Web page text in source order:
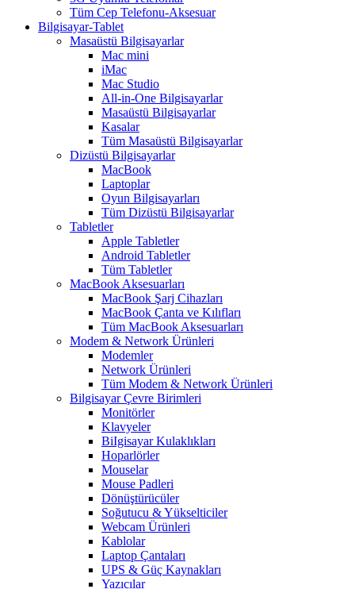
Tüm Cep Telefonu-Aksesuar
Bilgisayar-Tablet
Masaüstü Bilgisayarlar
Mac mini
iMac
Mac Studio
All-in-One Bilgisayarlar
Masaüstü Bilgisayarlar
Kasalar
Tüm Masaüstü Bilgisayarlar
Dizüstü Bilgisayarlar
MacBook
Laptoplar
Oyun Bilgisayarları
Tüm Dizüstü Bilgisayarlar
Tabletler
Apple Tabletler
Android Tabletler
Tüm Tabletler
MacBook Aksesuarları
MacBook Şarj Cihazları
MacBook Çanta ve Kılıfları
Tüm MacBook Aksesuarları
Modem & Network Ürünleri
Modemler
Network Ürünleri
Tüm Modem & Network Ürünleri
Bilgisayar Çevre Birimleri
Monitörler
Klavyeler
BiIgisayar Kulaklıkları
Hoparlörler
Mouselar
Mouse Padleri
Dönüştürücüler
Soğutucu & Yükselticiler
Webcam Ürünleri
Kablolar
Laptop Çantaları
UPS & Güç Kaynakları
Yazıcılar